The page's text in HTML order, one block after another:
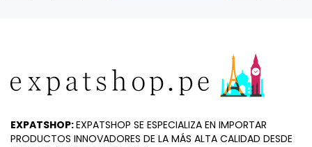
EXPATSHOP:EXPATSHOP SE ESPECIALIZA EN IMPORTAR
PRODUCTOS INNOVADORES DE LA MÁS ALTA CALIDAD DESDE